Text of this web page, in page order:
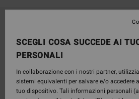
SCEGLI COSA SUCCEDE AI
PERSONALI
In collaborazione con i nostri partner,
sistemi equivalenti per salvare e/o accedere
tuo dispositivo. Tali informazioni personali